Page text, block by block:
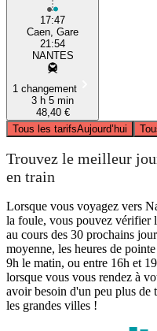
17:47
Caen, Gare
21:54
NANTES
1 changement
3 h 5 min
48,40 €
Tous les tarifsAujourd’hui
Trouvez le meilleur
en train
Lorsque vous voyagez vers
la foule, vous pouvez vérifier
au cours des 30 prochains
moyenne, les heures de
9h le matin, ou entre 16h et
lorsque vous vous rendez à
avoir besoin d'un peu plus de
les grandes villes !